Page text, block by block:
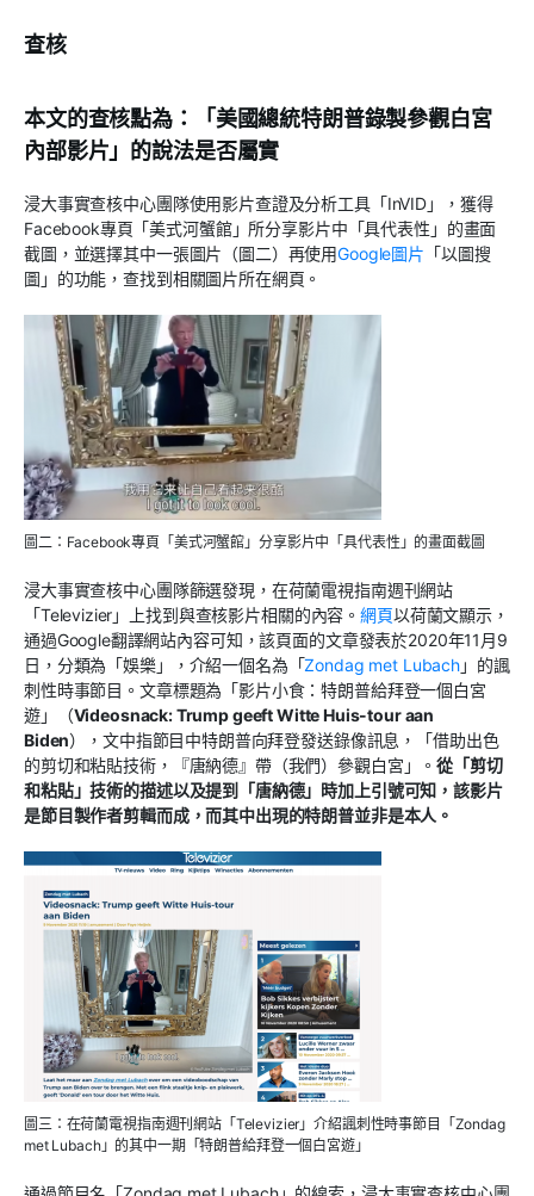
查核
本文的查核點為：「美國總統特朗普錄製參觀白宮
內部影片」的說法是否屬實
浸大事實查核中心團隊使用影片查證及分析工具「InVID」，獲得
Facebook專頁「美式河蟹館」所分享影片中「具代表性」的畫面
截圖，並選擇其中一張圖片（圖二）再使用Google圖片 「以圖搜
圖」的功能，查找到相關圖片所在網頁。
圖二：Facebook專頁「美式河蟹館」分享影片中「具代表性」的畫面截圖
浸大事實查核中心團隊篩選發現，在荷蘭電視指南週刊網站
「Televizier」上找到與查核影片相關的內容。網頁以荷蘭文顯示，
通過Google翻譯網站內容可知，該頁面的文章發表於2020年11月9
日，分類為「娛樂」，介紹一個名為「Zondag met Lubach」的諷
刺性時事節目。文章標題為「影片小食：特朗普給拜登一個白宮
遊」（Videosnack: Trump geeft Witte Huis-tour aan
Biden），文中指節目中特朗普向拜登發送錄像訊息，「借助出色
的剪切和粘貼技術，『唐納德』帶（我們）參觀白宮」。從「剪切
和粘貼」技術的描述以及提到「唐納德」時加上引號可知，該影片
是節目製作者剪輯而成，而其中出現的特朗普並非是本人。
圖三：在荷蘭電視指南週刊網站「Televizier」介紹諷刺性時事節目「Zondag
met Lubach」的其中一期「特朗普給拜登一個白宮遊」